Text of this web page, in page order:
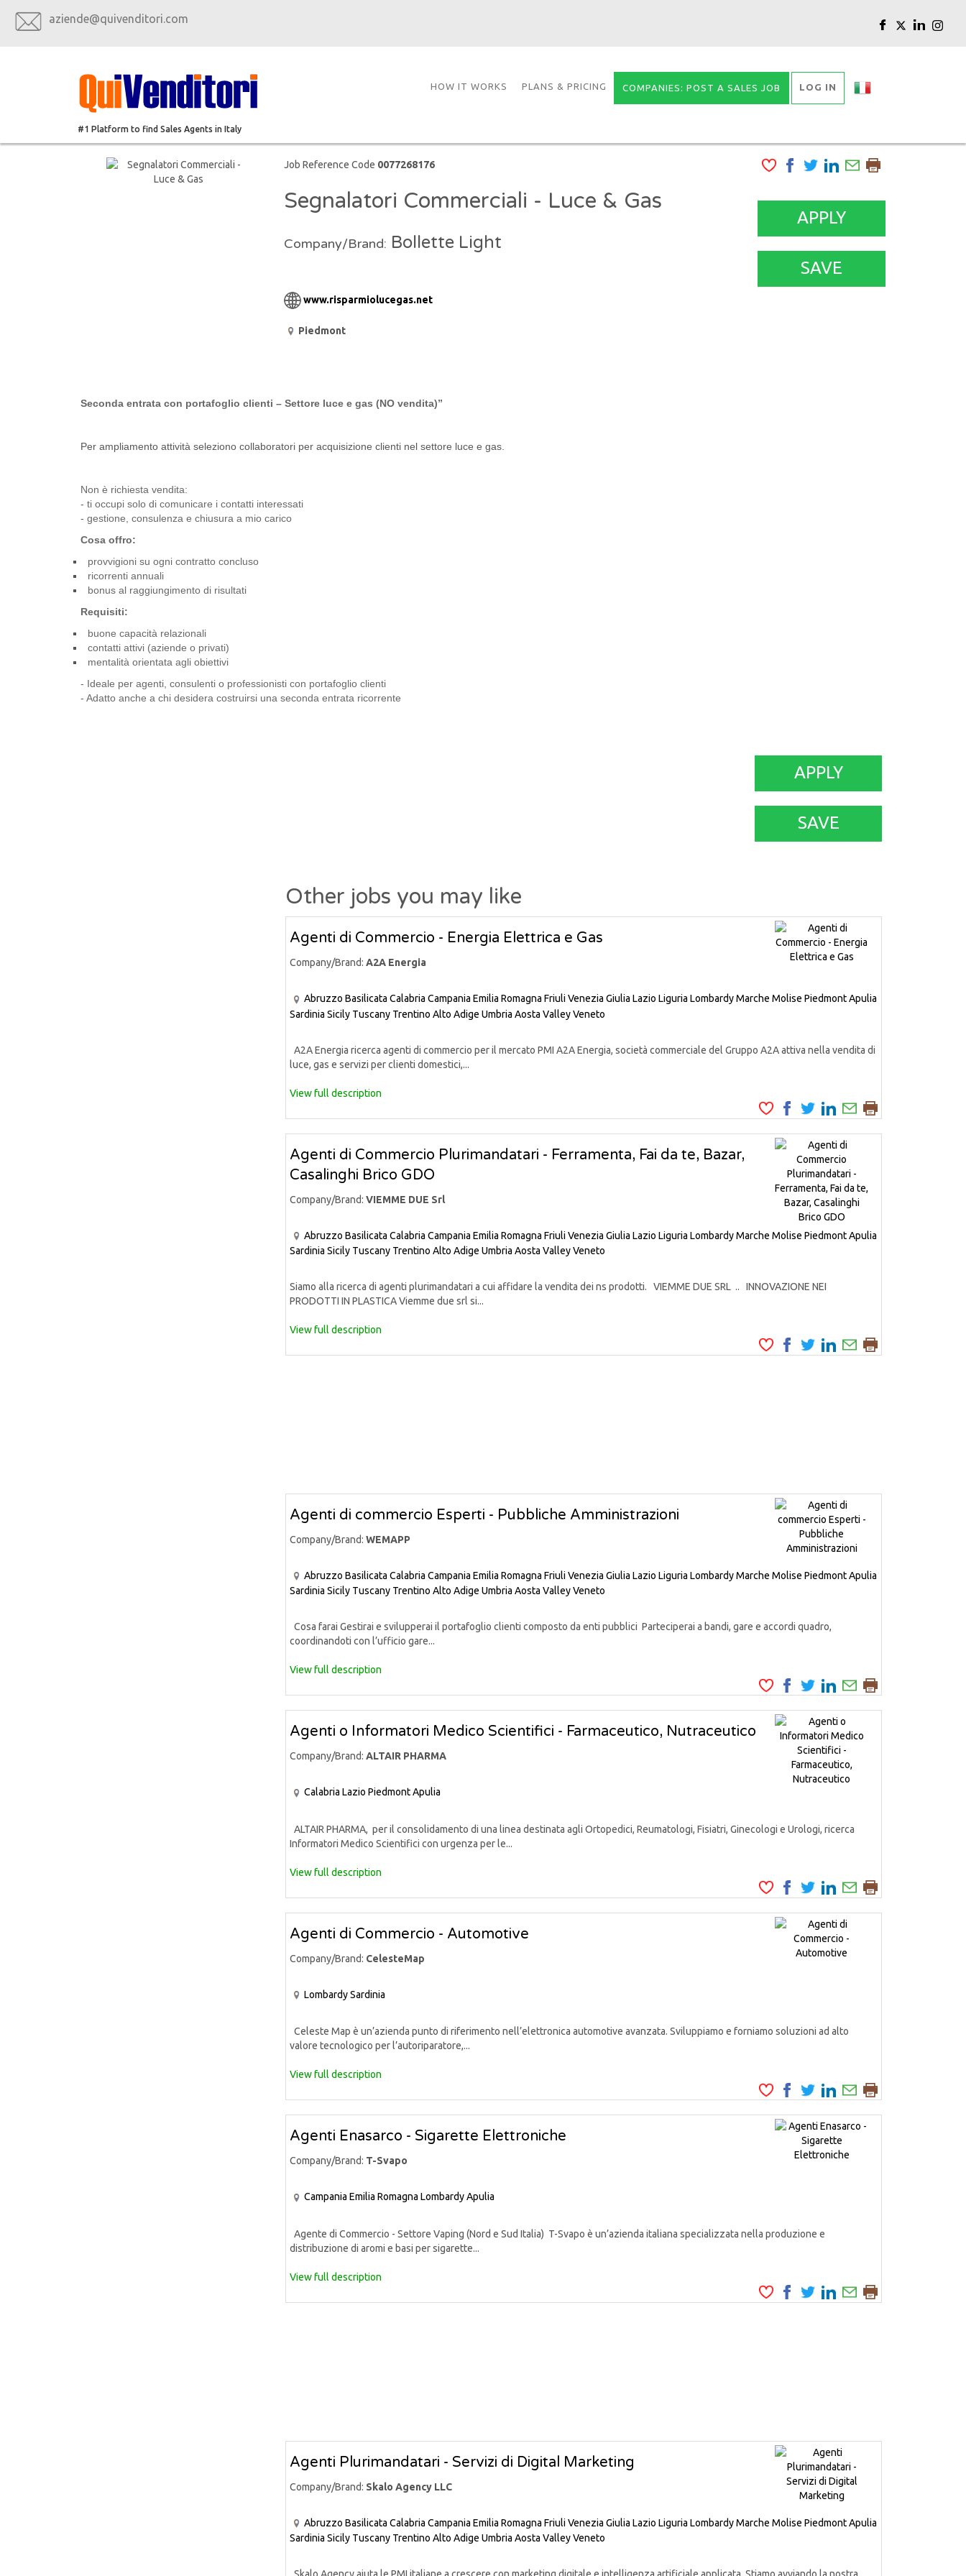
aziende@quivenditori.com
#1 Platform to find Sales Agents in Italy
HOW IT WORKS PLANS & PRICING COMPANIES: POST A SALES JOB LOG IN
Job Reference Code 0077268176
Segnalatori Commerciali - Luce & Gas
Company/Brand: Bollette Light
www.risparmiolucegas.net
Piedmont
APPLY
SAVE
Seconda entrata con portafoglio clienti – Settore luce e gas (NO vendita)”
Per ampliamento attività seleziono collaboratori per acquisizione clienti nel settore luce e gas.
Non è richiesta vendita:
- ti occupi solo di comunicare i contatti interessati
- gestione, consulenza e chiusura a mio carico
Cosa offro:
provvigioni su ogni contratto concluso
ricorrenti annuali
bonus al raggiungimento di risultati
Requisiti:
buone capacità relazionali
contatti attivi (aziende o privati)
mentalità orientata agli obiettivi
- Ideale per agenti, consulenti o professionisti con portafoglio clienti
- Adatto anche a chi desidera costruirsi una seconda entrata ricorrente
APPLY
SAVE
Other jobs you may like
Agenti di Commercio - Energia Elettrica e Gas
Company/Brand: A2A Energia
Abruzzo Basilicata Calabria Campania Emilia Romagna Friuli Venezia Giulia Lazio Liguria LombardyMarche Molise PiedmontApulia
Sardinia Sicily Tuscany Trentino Alto Adige Umbria Aosta ValleyVeneto
A2A Energia ricerca agenti di commercio per il mercato PMI A2A Energia, società commerciale del Gruppo A2A attiva nella vendita di
luce, gas e servizi per clienti domestici,...
View full description
Agenti di Commercio Plurimandatari - Ferramenta, Fai da te, Bazar,
Casalinghi Brico GDO
Company/Brand: VIEMME DUE Srl
Abruzzo Basilicata Calabria Campania Emilia Romagna Friuli Venezia Giulia Lazio Liguria LombardyMarche Molise PiedmontApulia
Sardinia Sicily Tuscany Trentino Alto Adige Umbria Aosta ValleyVeneto
Siamo alla ricerca di agenti plurimandatari a cui affidare la vendita dei ns prodotti. VIEMME DUE SRL .. INNOVAZIONE NEI
PRODOTTI IN PLASTICA Viemme due srl si...
View full description
Agenti di commercio Esperti - Pubbliche Amministrazioni
Company/Brand: WEMAPP
Abruzzo Basilicata Calabria Campania Emilia Romagna Friuli Venezia Giulia Lazio Liguria LombardyMarche Molise PiedmontApulia
Sardinia Sicily Tuscany Trentino Alto Adige Umbria Aosta ValleyVeneto
Cosa farai Gestirai e svilupperai il portafoglio clienti composto da enti pubblici Parteciperai a bandi, gare e accordi quadro,
coordinandoti con l’ufficio gare...
View full description
Agenti o Informatori Medico Scientifici - Farmaceutico, Nutraceutico
Company/Brand: ALTAIR PHARMA
Calabria Lazio PiedmontApulia
ALTAIR PHARMA, per il consolidamento di una linea destinata agli Ortopedici, Reumatologi, Fisiatri, Ginecologi e Urologi, ricerca
Informatori Medico Scientifici con urgenza per le...
View full description
Agenti di Commercio - Automotive
Company/Brand: CelesteMap
LombardySardinia
Celeste Map è un’azienda punto di riferimento nell’elettronica automotive avanzata. Sviluppiamo e forniamo soluzioni ad alto
valore tecnologico per l’autoriparatore,...
View full description
Agenti Enasarco - Sigarette Elettroniche
Company/Brand: T-Svapo
Campania Emilia Romagna LombardyApulia
Agente di Commercio - Settore Vaping (Nord e Sud Italia) T-Svapo è un’azienda italiana specializzata nella produzione e
distribuzione di aromi e basi per sigarette...
View full description
Agenti Plurimandatari - Servizi di Digital Marketing
Company/Brand: Skalo Agency LLC
Abruzzo Basilicata Calabria Campania Emilia Romagna Friuli Venezia Giulia Lazio Liguria LombardyMarche Molise PiedmontApulia
Sardinia Sicily Tuscany Trentino Alto Adige Umbria Aosta ValleyVeneto